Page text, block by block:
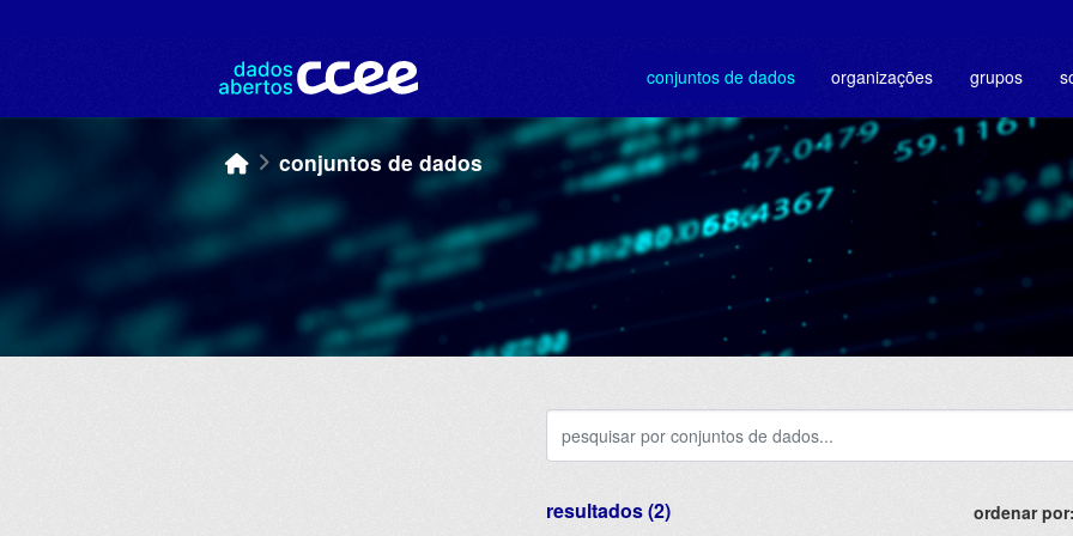
conjuntos de dados organizações grupos
conjuntos de dados
ordenar por
resultados (2)